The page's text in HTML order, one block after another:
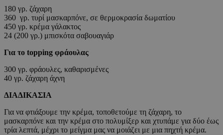
180 γρ. ζάχαρη
360 γρ. τυρί μασκαρπόνε, σε θερμοκρασία δωματίου
450 γρ. κρέμα γάλακτος
24 (200 γρ.) μπισκότα σαβουαγιάρ
Για το topping φράουλας
300 γρ. φράουλες, καθαρισμένες
40 γρ. ζάχαρη άχνη
ΔΙΑΔΙΚΑΣΙΑ
Για να φτιάξουμε την κρέμα, τοποθετούμε τη ζάχαρη, το
μασκαρπόνε και την κρέμα στο πολυμίξερ και χτυπάμε για δύο έως
τρία λεπτά, μέχρι το μείγμα μας να μοιάζει με μια πηχτή κρέμα.